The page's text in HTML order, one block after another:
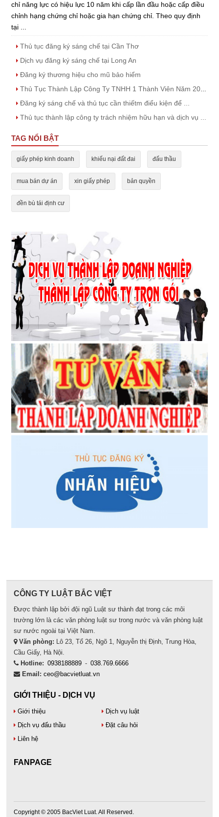
chỉ năng lực có hiệu lực 10 năm khi cấp lần đầu hoặc cấp điều
chỉnh hạng chứng chỉ hoặc gia hạn chứng chỉ. Theo quy định
tại ...
Thủ tục đăng ký sáng chế tại Cần Thơ
Dịch vụ đăng ký sáng chế tại Long An
Đăng ký thương hiệu cho mũ bảo hiểm
Thủ Tục Thành Lập Công Ty TNHH 1 Thành Viên Năm 2023
Đăng ký sáng chế và thủ tục cần thiếtm điểu kiện để ...
Thủ tục thành lập công ty trách nhiệm hữu hạn và dịch vụ ...
TAG NỔI BẬT
giấy phép kinh doanh khiếu nại đất đai đấu thầu
mua bán dự án xin giấy phép bản quyền
đền bù tái định cư
CÔNG TY LUẬT BẮC VIỆT
Được thành lập bởi đội ngũ Luật sư thành đạt trong các môi
trường lớn là các văn phòng luật sư trong nước và văn phòng luật
sư nước ngoài tại Việt Nam.
Văn phòng: Lô 23, Tổ 26, Ngõ 1, Nguyễn thị Định, Trung Hòa,
Cầu Giấy, Hà Nội.
Hotline: 0938188889 - 038.769.6666
Email: ceo@bacvietluat.vn
GIỚI THIỆU - DỊCH VỤ
Giới thiệu
Dịch vụ luật
Dịch vụ đấu thầu
Đặt câu hỏi
Liên hệ
FANPAGE
Copyright © 2005 BacViet Luat. All Reserved.